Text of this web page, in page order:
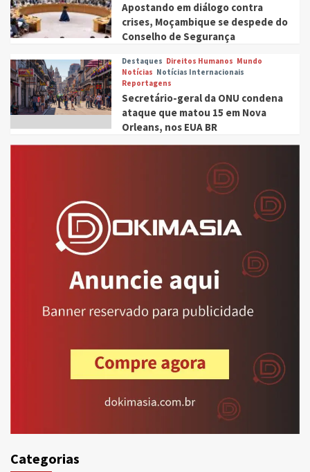
Apostando em diálogo contra
crises, Moçambique se despede do
Conselho de Segurança
Destaques Direitos Humanos Mundo
Notícias Notícias Internacionais
Reportagens
Secretário-geral da ONU condena
ataque que matou 15 em Nova
Orleans, nos EUA BR
Categorias